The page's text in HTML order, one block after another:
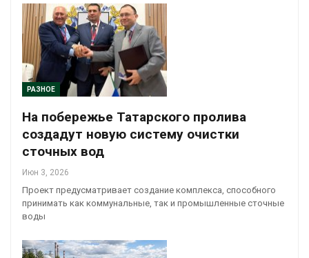
РАЗНОЕ
На побережье Татарского пролива
создадут новую систему очистки
сточных вод
Июн 3, 2026
Проект предусматривает создание комплекса, способного
принимать как коммунальные, так и промышленные сточные
воды